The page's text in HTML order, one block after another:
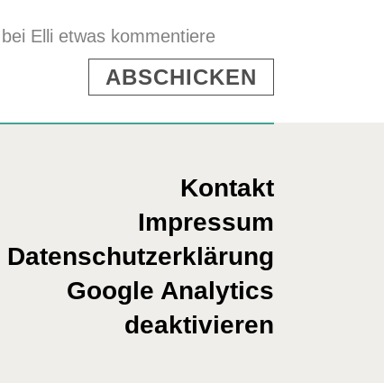
Elli etwas kommentiere
Kontakt
Impressum
Datenschutzerklärung
Google Analytics
deaktivieren